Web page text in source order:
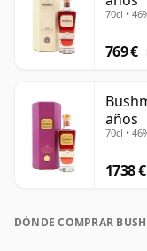
70cl •
769 €
años
70cl •
1738 €
DÓNDE COMPRAR